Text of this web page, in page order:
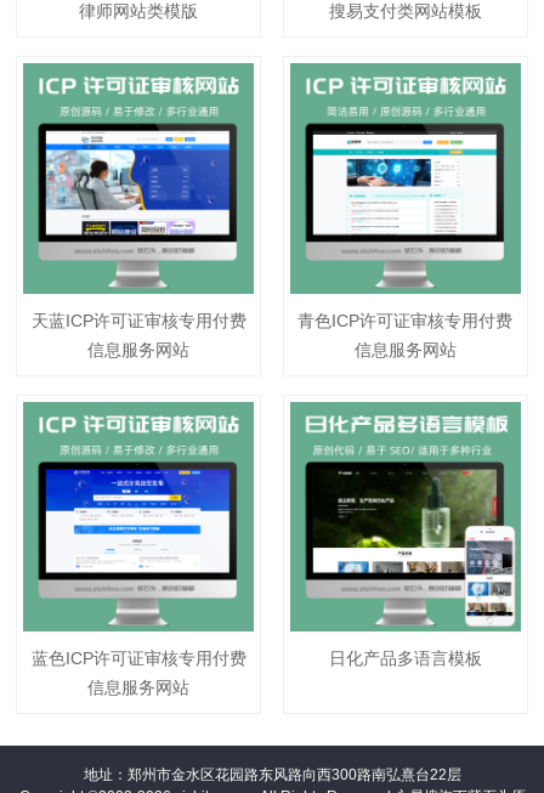
律师网站类模版 搜易支付类网站模板
天蓝ICP许可证审核专用付费
信息服务网站
青色ICP许可证审核专用付费
信息服务网站
蓝色ICP许可证审核专用付费
信息服务网站
日化产品多语言模板
地址：郑州市金水区花园路东风路向西300路南弘熹台22层